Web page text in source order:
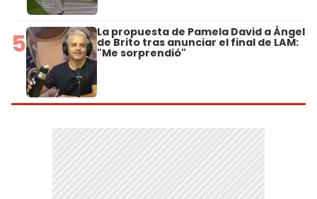
5 La propuesta de Pamela David a Ángel
de Brito tras anunciar el final de LAM:
"Me sorprendió"